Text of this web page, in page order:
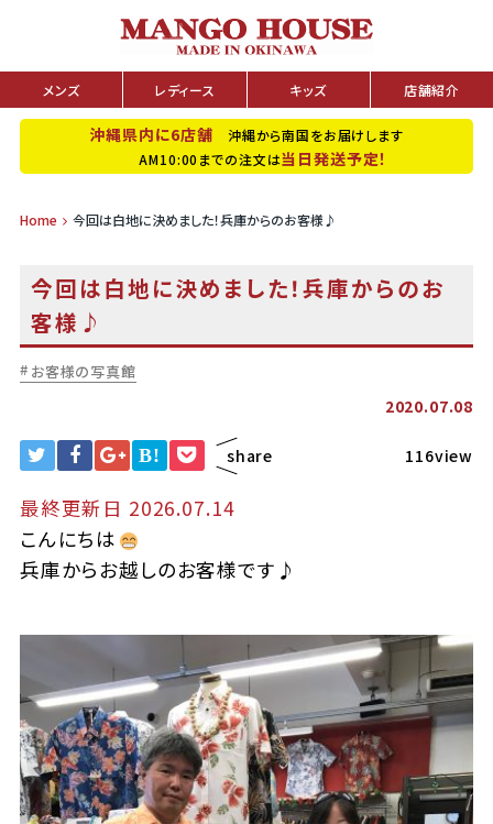
メンズ レディース キッズ 店舗紹介
沖縄県内に6店舗 沖縄から南国をお届けします
AM10:00までの注文は当日発送予定！
Home 今回は白地に決めました！兵庫からのお客様♪
今回は白地に決めました！兵庫からのお
客様♪
お客様の写真館
2020.07.08
B! share 116view
最終更新日 2026.07.14
こんにちは
兵庫からお越しのお客様です♪